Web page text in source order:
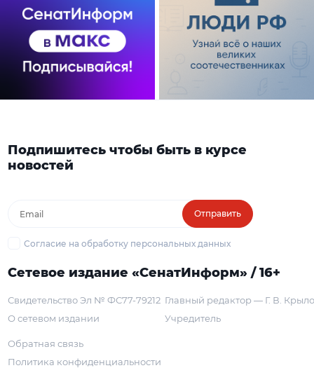
Подпишитесь чтобы быть в курсе
новостей
Отправить
Согласие на обработку персональных данных
Сетевое издание «СенатИнформ» / 16+
Свидетельство Эл № ФС77-79212
О сетевом издании
Главный редактор — Г. В.
Учредитель
Обратная связь
Политика конфиденциальности